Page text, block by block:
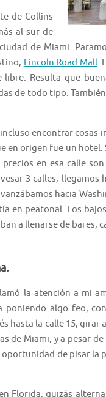
de Collins
al sur de
de Miami.
Lincoln Road Mall.
Resulta que
de todo tipo.
encontrar cosas
en origen fue un
en esa calle
3 calles, llegamos
hacia
en peatonal. Los
a llenarse de bares,
la atención a mi
algo feo,
hasta la calle 15, girar
de Miami, y a pesar
de pisar la
Florida, quizás